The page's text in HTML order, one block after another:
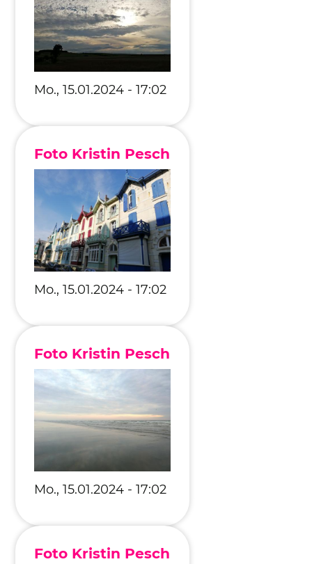
Mo., 15.01.2024 - 17:02
Foto Kristin Pesch
Mo., 15.01.2024 - 17:02
Foto Kristin Pesch
Mo., 15.01.2024 - 17:02
Foto Kristin Pesch